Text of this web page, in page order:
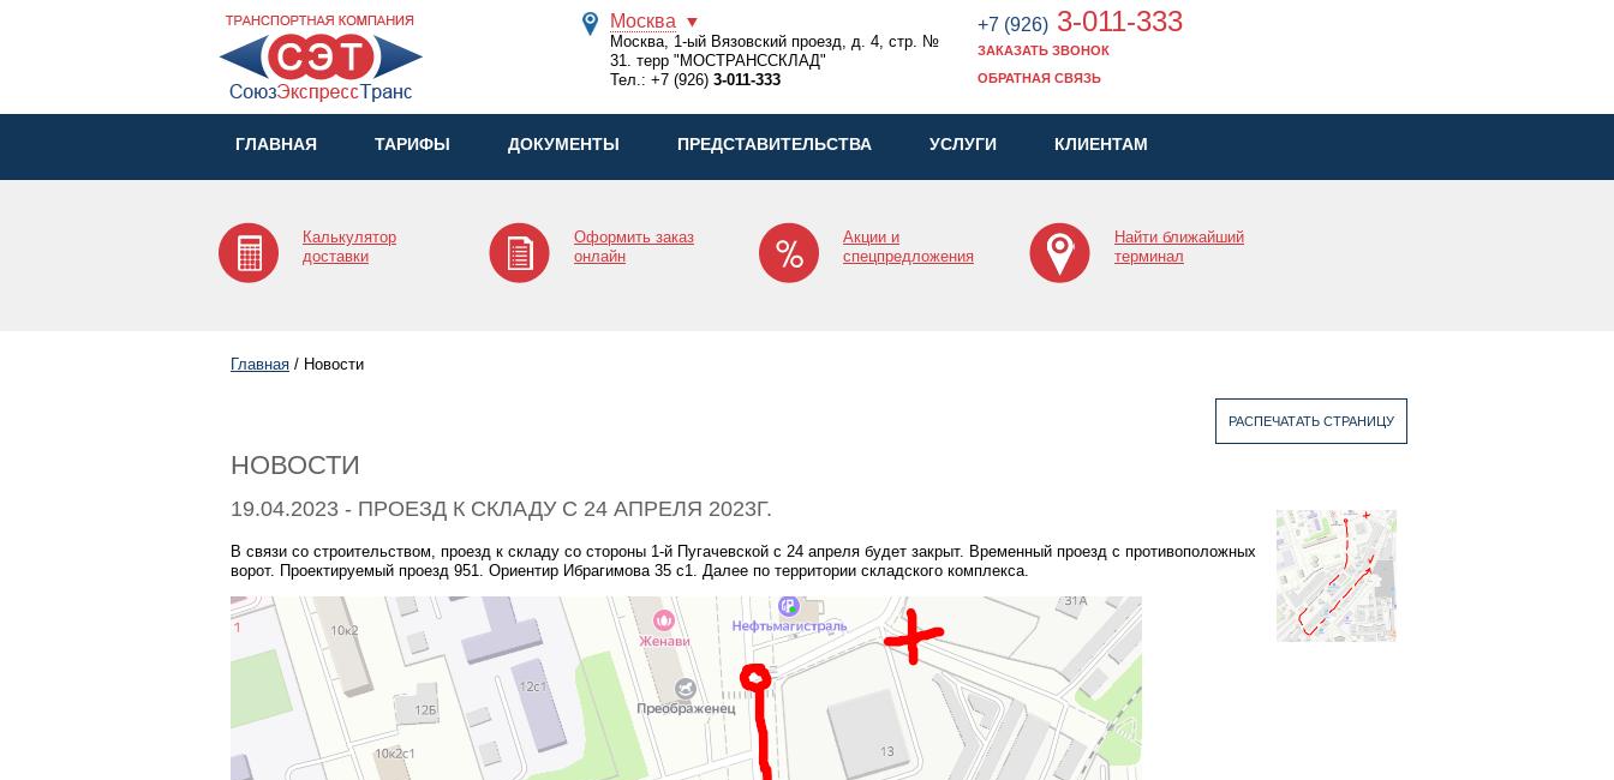
Москва
Москва, 1-ый Вязовский проезд, д. 4, стр. №
31. терр "МОСТРАНССКЛАД"
Тел.:+7 (926) 3-011-333
+7 (926)3-011-333
ЗАКАЗАТЬ ЗВОНОК
ОБРАТНАЯ СВЯЗЬ
ГЛАВНАЯ ТАРИФЫ ДОКУМЕНТЫ ПРЕДСТАВИТЕЛЬСТВА УСЛУГИ КЛИЕНТАМ
Калькулятор
доставки
Оформить заказ
онлайн
Акции и
спецпредложения
Найти ближайший
терминал
Главная / Новости
РАСПЕЧАТАТЬ СТРАНИЦУ
НОВОСТИ
19.04.2023 - ПРОЕЗД К СКЛАДУ С 24 АПРЕЛЯ 2023Г.
В связи со строительством, проезд к складу со стороны 1-й Пугачевской с 24 апреля будет закрыт. Временный проезд с противоположных
ворот. Проектируемый проезд 951. Ориентир Ибрагимова 35 с1. Далее по территории складского комплекса.